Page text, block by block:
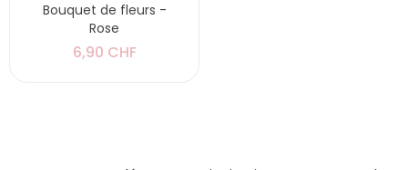
Bouquet de fleurs -
Rose
6,90 CHF